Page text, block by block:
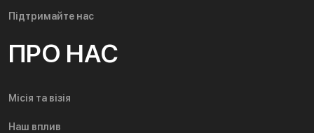
Підтримайте нас
ПРО НАС
Місія та візія
Наш вплив